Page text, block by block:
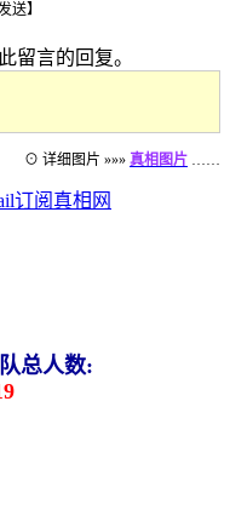
送】
留言的回复。
⊙ 详细图片 »»» 真相图片 ……
总人数: